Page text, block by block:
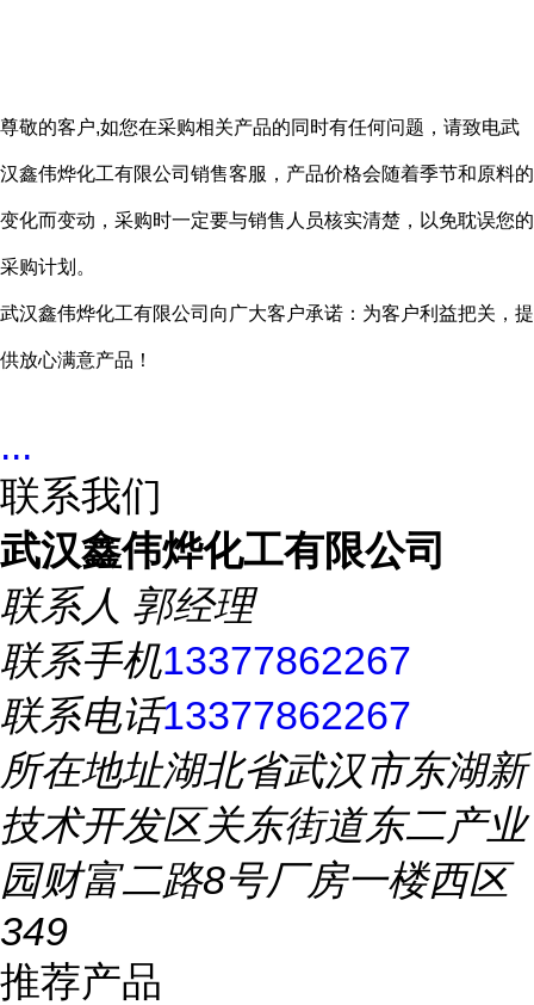
尊敬的客户,如您在采购相关产品的同时有任何问题，请致电武
汉鑫伟烨化工有限公司销售客服，产品价格会随着季节和原料的
变化而变动，采购时一定要与销售人员核实清楚，以免耽误您的
采购计划。
武汉鑫伟烨化工有限公司向广大客户承诺：为客户利益把关，提
供放心满意产品！
...
联系我们
武汉鑫伟烨化工有限公司
联系人 郭经理
联系手机13377862267
联系电话13377862267
所在地址湖北省武汉市东湖新
技术开发区关东街道东二产业
园财富二路8号厂房一楼西区
349
推荐产品